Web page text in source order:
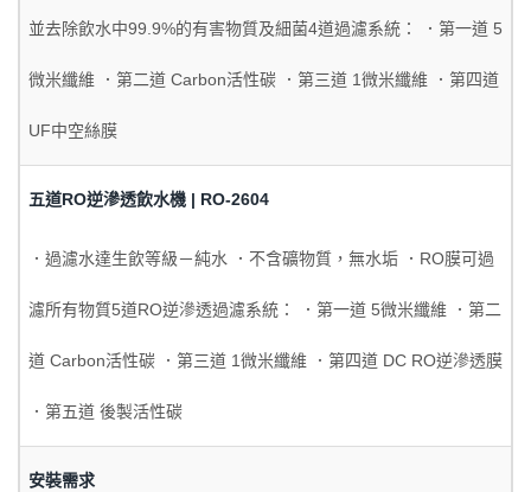
並去除飲水中99.9%的有害物質及細菌4道過濾系統： ．第一道 5
微米纖維 ．第二道 Carbon活性碳 ．第三道 1微米纖維 ．第四道
UF中空絲膜
五道RO逆滲透飲水機 | RO-2604
．過濾水達生飲等級－純水 ．不含礦物質，無水垢 ．RO膜可過
濾所有物質5道RO逆滲透過濾系統： ．第一道 5微米纖維 ．第二
道 Carbon活性碳 ．第三道 1微米纖維 ．第四道 DC RO逆滲透膜
．第五道 後製活性碳
安裝需求